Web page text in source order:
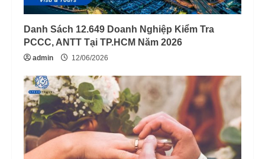
Danh Sách 12.649 Doanh Nghiệp Kiểm Tra
PCCC, ANTT Tại TP.HCM Năm 2026
admin 12/06/2026